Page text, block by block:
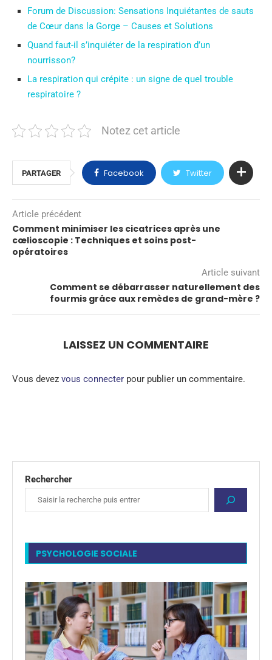
Forum de Discussion: Sensations Inquiétantes de sauts
de Cœur dans la Gorge – Causes et Solutions
Quand faut-il s’inquiéter de la respiration d’un
nourrisson?
La respiration qui crépite : un signe de quel trouble
respiratoire ?
Notez cet article
PARTAGER Facebook Twitter
Article précédent
Comment minimiser les cicatrices après une
cœlioscopie : Techniques et soins post-
opératoires
Article suivant
Comment se débarrasser naturellement des
fourmis grâce aux remèdes de grand-mère ?
LAISSEZ UN COMMENTAIRE
Vous devez vous connecter pour publier un commentaire.
Rechercher
PSYCHOLOGIE SOCIALE